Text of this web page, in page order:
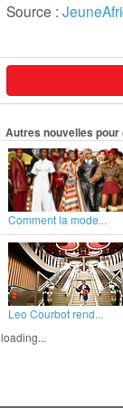
Source :
Autres nouvelles
Comment la mode...
Leo Courbot rend...
loading...